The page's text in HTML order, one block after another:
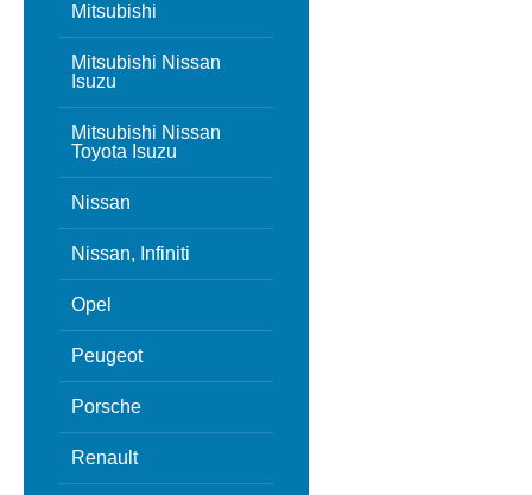
Mitsubishi
Mitsubishi Nissan
Isuzu
Mitsubishi Nissan
Toyota Isuzu
Nissan
Nissan, Infiniti
Opel
Peugeot
Porsche
Renault